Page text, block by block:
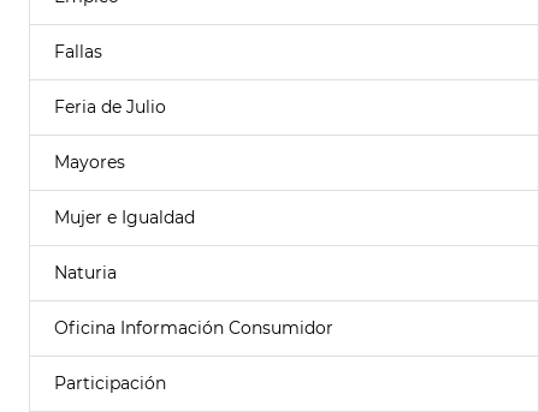
Fallas
Feria de Julio
Mayores
Mujer e Igualdad
Naturia
Oficina Información Consumidor
Participación